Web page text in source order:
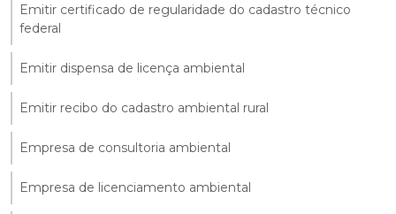
Emitir certificado de regularidade do cadastro técnico
federal
Emitir dispensa de licença ambiental
Emitir recibo do cadastro ambiental rural
Empresa de consultoria ambiental
Empresa de licenciamento ambiental